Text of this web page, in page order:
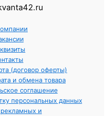
(договор оферты)
и обмена товара
соглашение
персональных данных
и